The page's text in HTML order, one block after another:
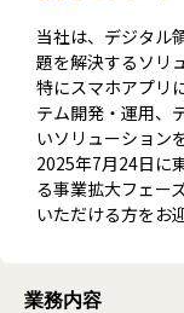
当社は、デジタル
題を解決するソリ
特にスマホアプリ
テム開発・運用、
いソリューション
2025年7月24日に
る事業拡大フェー
いただける方をお
業務内容